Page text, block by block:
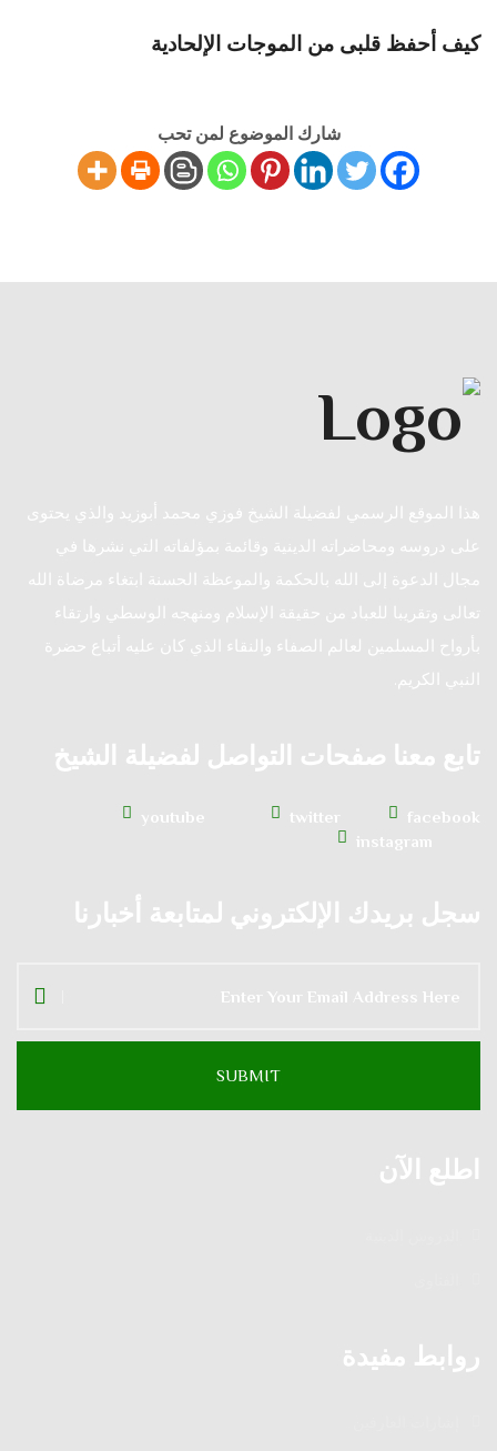
كيف أحفظ قلبى من الموجات الإلحادية
شارك الموضوع لمن تحب
هذا الموقع الرسمي لفضيلة الشيخ فوزي محمد أبوزيد والذي يحتوى
على دروسه ومحاضراته الدينية وقائمة بمؤلفاته التي نشرها في
مجال الدعوة إلى الله بالحكمة والموعظة الحسنة ابتغاء مرضاة الله
تعالى وتقريبا للعباد من حقيقة الإسلام ومنهجه الوسطي وارتقاء
بأرواح المسلمين لعالم الصفاء والنقاء الذي كان عليه أتباع حضرة
النبي الكريم.
تابع معنا صفحات التواصل لفضيلة الشيخ
facebook
twitter
youtube
instagram
سجل بريدك الإلكتروني لمتابعة أخبارنا
اطلع الآن
روابط مفيدة